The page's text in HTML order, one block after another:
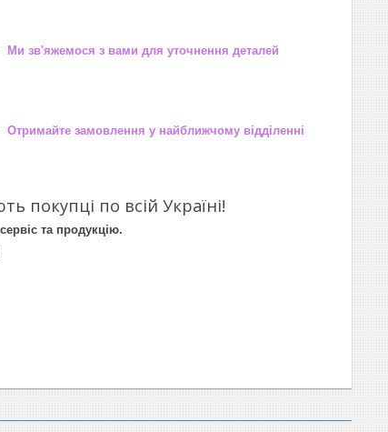
зв'яжемося з вами для уточнення деталей
замовлення у найближчому відділенні
покупці по всій Україні!
та продукцію.